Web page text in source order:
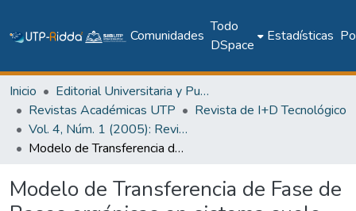
Comunidades
Todo
DSpace
Estadísticas
Inicio
Editorial Universitaria y Publicaciones Seriadas
Revistas Académicas UTP
Revista de I+D Tecnológico
Vol. 4, Núm. 1 (2005): Revista I+D Tecnológico
Modelo de Transferencia de Fase de Bases orgánicas en sistema suelo-agua
Modelo de Transferencia de Fase de